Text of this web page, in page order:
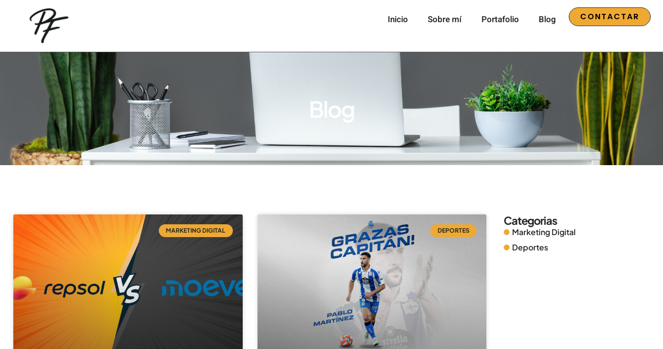
Inicio Sobre mí Portafolio Blog CONTACTAR
Blog
MARKETING DIGITAL DEPORTES
Categorias
Marketing Digital
Deportes